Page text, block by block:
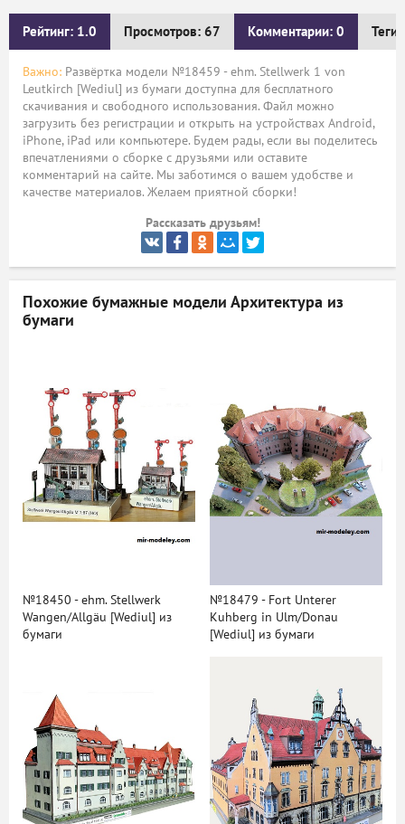
Рейтинг: 1.0 Просмотров: 67 Комментарии: 0 Теги:
Важно: Развёртка модели №18459 - ehm. Stellwerk 1 von
Leutkirch [Wediul] из бумаги доступна для бесплатного
скачивания и свободного использования. Файл можно
загрузить без регистрации и открыть на устройствах Android,
iPhone, iPad или компьютере. Будем рады, если вы поделитесь
впечатлениями о сборке с друзьями или оставите
комментарий на сайте. Мы заботимся о вашем удобстве и
качестве материалов. Желаем приятной сборки!
Рассказать друзьям!
Похожие бумажные модели Архитектура из
бумаги
№18450 - ehm. Stellwerk
Wangen/Allgäu [Wediul] из
бумаги
№18479 - Fort Unterer
Kuhberg in Ulm/Donau
[Wediul] из бумаги